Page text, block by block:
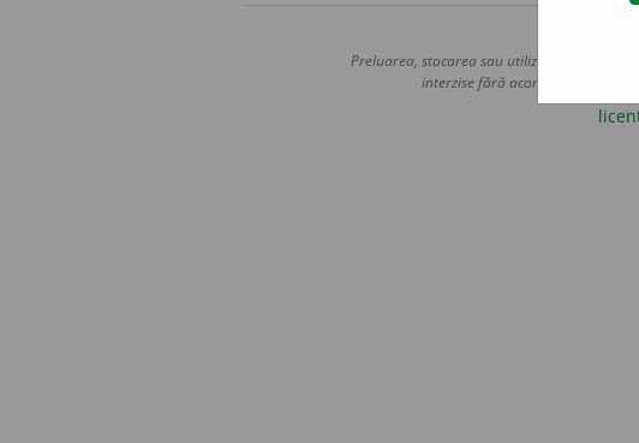
Preluarea, stocarea sau utilizarea datelor
interzise fără acordul nostru